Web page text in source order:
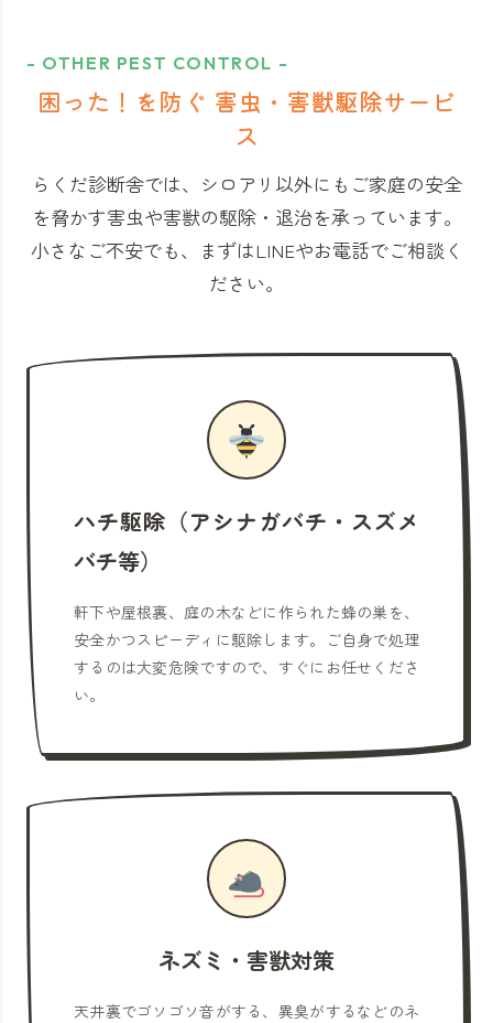
- OTHER PEST CONTROL -
困った！を防ぐ 害虫・害獣駆除サービ
ス
らくだ診断舎では、シロアリ以外にもご家庭の安全
を脅かす害虫や害獣の駆除・退治を承っています。
小さなご不安でも、まずはLINEやお電話でご相談く
ださい。
ハチ駆除（アシナガバチ・スズメ
バチ等）
軒下や屋根裏、庭の木などに作られた蜂の巣を、
安全かつスピーディに駆除します。ご自身で処理
するのは大変危険ですので、すぐにお任せくださ
い。
ネズミ・害獣対策
天井裏でゴソゴソ音がする、異臭がするなどのネ